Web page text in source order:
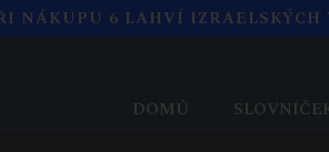
NÁKUPU 6 LAHVÍ IZRAELSKÝCH
DOMŮ